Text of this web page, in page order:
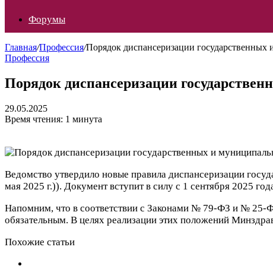
Форумы
Главная/Профессия/Порядок диспансеризации
Профессия
Порядок диспансеризации
29.05.2025
Время чтения: 1 минута
Ведомство утвердило новые правила диспансеризации
мая 2025 г.)). Документ вступит в силу с 1 сентября 2025
Напомним, что в соответствии с Законами № 79-ФЗ и № 25-
обязательным. В целях реализации этих положений
Похожие статьи